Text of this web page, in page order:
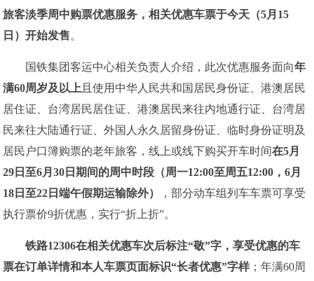
旅客淡季周中购票优惠服务，相关优惠车票于今天（5月15
日 ）开始发售。
国铁集团客运中心相关负责人介绍，此次优惠服务面向年
满60周岁及以上 且使用中华人民共和国居民身份证、港澳居民
居住证、台湾居民居住证、港澳居民来往内地通行证、台湾居
民来往大陆通行证、外国人永久居留身份证、临时身份证明及
居民户口簿购票的老年旅客，线上或线下购买开车时间在5月
29日至6月30日期间的周中时段（周一12:00至周五12:00，6月
18日至22日端午假期运输除外）
，部分动车组列车车票可享受
执行票价9折优惠，实行“折上折”。
铁路12306在相关优惠车次后标注“敬”字，享受优惠的车
票在订单详情和本人车票页面标识“长者优惠”字样；年满60周